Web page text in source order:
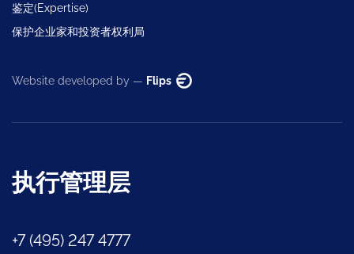
鉴定(Expertise)
保护企业家和投资者权利局
Website developed by — Flips
执行管理层
+7 (495) 247 4777